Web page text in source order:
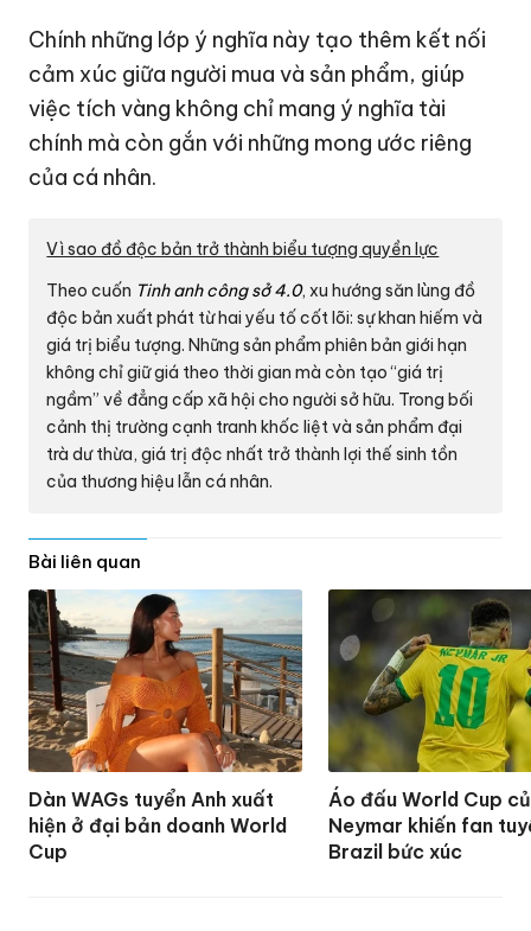
Chính những lớp ý nghĩa này tạo thêm kết nối
cảm xúc giữa người mua và sản phẩm, giúp
việc tích vàng không chỉ mang ý nghĩa tài
chính mà còn gắn với những mong ước riêng
của cá nhân.
Vì sao đồ độc bản trở thành biểu tượng quyền lực
Theo cuốn Tinh anh công sở 4.0, xu hướng săn lùng đồ
độc bản xuất phát từ hai yếu tố cốt lõi: sự khan hiếm và
giá trị biểu tượng. Những sản phẩm phiên bản giới hạn
không chỉ giữ giá theo thời gian mà còn tạo “giá trị
ngầm” về đẳng cấp xã hội cho người sở hữu. Trong bối
cảnh thị trường cạnh tranh khốc liệt và sản phẩm đại
trà dư thừa, giá trị độc nhất trở thành lợi thế sinh tồn
của thương hiệu lẫn cá nhân.
Bài liên quan
Dàn WAGs tuyển Anh xuất
hiện ở đại bản doanh World
Cup
Áo đấu World Cup
Neymar khiến fan
Brazil bức xúc